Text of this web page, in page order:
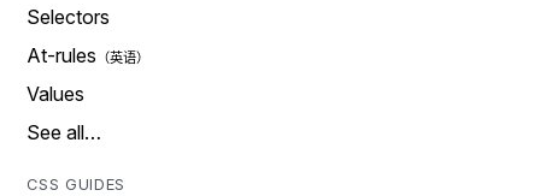
Selectors
At-rules
Values
See all…
CSS GUIDES